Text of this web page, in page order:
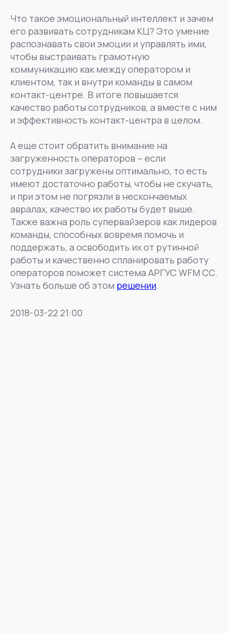
Что такое эмоциональный интеллект и зачем
его развивать сотрудникам КЦ? Это умение
распознавать свои эмоции и управлять ими,
чтобы выстраивать грамотную
коммуникацию как между оператором и
клиентом, так и внутри команды в самом
контакт-центре. В итоге повышается
качество работы сотрудников, а вместе с ним
и эффективность контакт-центра в целом.
А еще стоит обратить внимание на
загруженность операторов – если
сотрудники загружены оптимально, то есть
имеют достаточно работы, чтобы не скучать,
и при этом не погрязли в нескончаемых
авралах, качество их работы будет выше.
Также важна роль супервайзеров как лидеров
команды, способных вовремя помочь и
поддержать, а освободить их от рутинной
работы и качественно спланировать работу
операторов поможет система АРГУС WFM СС.
Узнать больше об этом решении.
2018-03-22 21:00